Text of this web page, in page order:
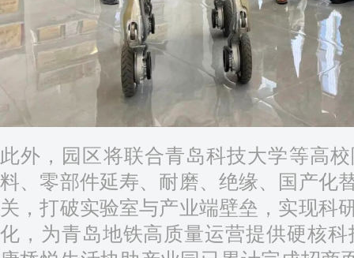
此外，园区将联合青岛科技大学等高
料、零部件延寿、耐磨、绝缘、国产化
关，打破实验室与产业端壁垒，实现科
化，为青岛地铁高质量运营提供硬核